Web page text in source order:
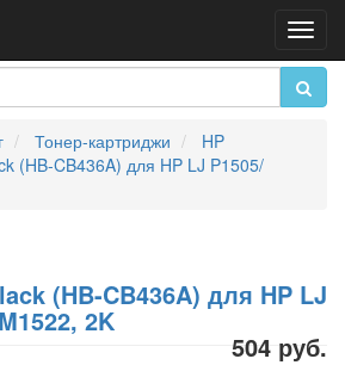
Тонер-картриджи
HP
(HB-CB436A) для HP LJ P1505/
(HB-CB436A) для HP LJ
2K
504 руб.